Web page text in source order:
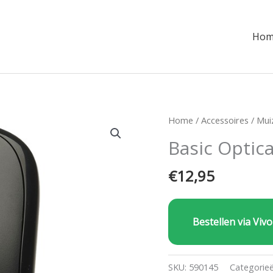
Home /Accessoires /
Basic
€12,95
Bestellen via
SKU: 590145